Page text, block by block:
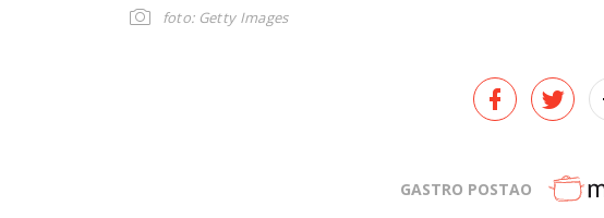
foto: Getty Images
GASTRO POSTAO